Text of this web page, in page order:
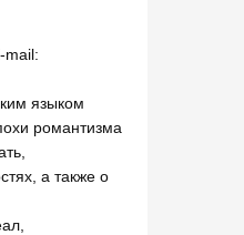
mail:
языком
романтизма
а также о